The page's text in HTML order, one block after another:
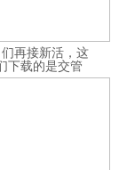
再接新活，这
下载的是交管